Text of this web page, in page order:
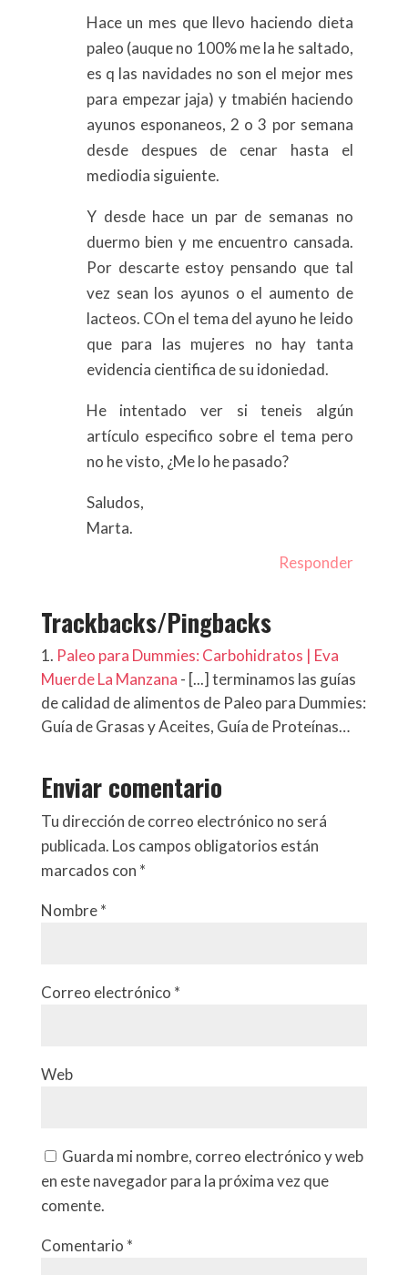
Hace un mes que llevo haciendo dieta
paleo (auque no 100% me la he saltado,
es q las navidades no son el mejor mes
para empezar jaja) y tmabién haciendo
ayunos esponaneos, 2 o 3 por semana
desde despues de cenar hasta el
mediodia siguiente.
Y desde hace un par de semanas no
duermo bien y me encuentro cansada.
Por descarte estoy pensando que tal
vez sean los ayunos o el aumento de
lacteos. COn el tema del ayuno he leido
que para las mujeres no hay tanta
evidencia cientifica de su idoniedad.
He intentado ver si teneis algún
artículo especifico sobre el tema pero
no he visto, ¿Me lo he pasado?
Saludos,
Marta.
Responder
Trackbacks/Pingbacks
Paleo para Dummies: Carbohidratos | Eva
Muerde La Manzana - [...] terminamos las guías
de calidad de alimentos de Paleo para Dummies:
Guía de Grasas y Aceites, Guía de Proteínas…
Enviar comentario
Tu dirección de correo electrónico no será
publicada. Los campos obligatorios están
marcados con *
Nombre*
Correo electrónico *
Web
Guarda mi nombre, correo electrónico y web
en este navegador para la próxima vez que
comente.
Comentario *